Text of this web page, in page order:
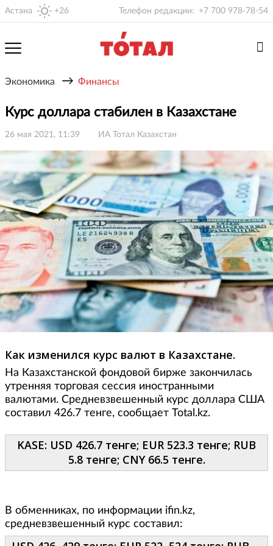
Астана +26 Телефон редакции: +7 700 978-78-54
Экономика → Финансы
Курс доллара стабилен в Казахстане
26 мая 2021, 11:39 ИА Тотал Казахстан
Как изменился курс валют в Казахстане.
На Казахстанской фондовой бирже закончилась
утренняя торговая сессия иностранными
валютами. Средневзвешенный курс доллара США
составил 426.7 тенге, сообщает Total.kz.
KASE: USD 426.7 тенге; EUR 523.3 тенге; RUB
5.8 тенге; CNY 66.5 тенге.
В обменниках, по информации ifin.kz,
средневзвешенный курс составил: